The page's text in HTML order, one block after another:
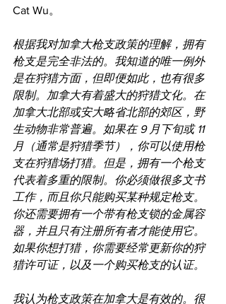
Cat Wu。
根据我对加拿大枪支政策的理解，拥有
枪支是完全非法的。我知道的唯一例外
是在狩猎方面，但即便如此，也有很多
限制。加拿大有着盛大的狩猎文化。在
加拿大北部或安大略省北部的郊区，野
生动物非常普遍。如果在 9 月下旬或 11
月（通常是狩猎季节），你可以使用枪
支在狩猎场打猎。但是，拥有一个枪支
代表着多重的限制。你必须做很多文书
工作，而且你只能购买某种规定枪支。
你还需要拥有一个带有枪支锁的金属容
器，并且只有注册所有者才能使用它。
如果你想打猎，你需要经常更新你的狩
猎许可证，以及一个购买枪支的认证。
我认为枪支政策在加拿大是有效的。很